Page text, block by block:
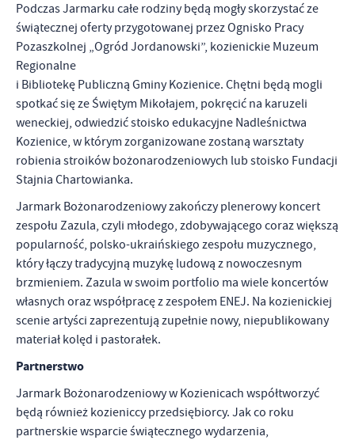
Podczas Jarmarku całe rodziny będą mogły skorzystać ze
świątecznej oferty przygotowanej przez Ognisko Pracy
Pozaszkolnej „Ogród Jordanowski”, kozienickie Muzeum
Regionalne
i Bibliotekę Publiczną Gminy Kozienice. Chętni będą mogli
spotkać się ze Świętym Mikołajem, pokręcić na karuzeli
weneckiej, odwiedzić stoisko edukacyjne Nadleśnictwa
Kozienice, w którym zorganizowane zostaną warsztaty
robienia stroików bożonarodzeniowych lub stoisko Fundacji
Stajnia Chartowianka.
Jarmark Bożonarodzeniowy zakończy plenerowy koncert
zespołu Zazula, czyli młodego, zdobywającego coraz większą
popularność, polsko-ukraińskiego zespołu muzycznego,
który łączy tradycyjną muzykę ludową z nowoczesnym
brzmieniem. Zazula w swoim portfolio ma wiele koncertów
własnych oraz współpracę z zespołem ENEJ. Na kozienickiej
scenie artyści zaprezentują zupełnie nowy, niepublikowany
materiał kolęd i pastorałek.
Partnerstwo
Jarmark Bożonarodzeniowy w Kozienicach współtworzyć
będą również kozieniccy przedsiębiorcy. Jak co roku
partnerskie wsparcie świątecznego wydarzenia,